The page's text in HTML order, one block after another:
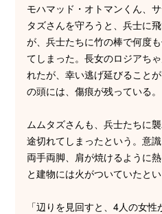
モハマッド・オトマンくん、
タズさんを守ろうと、兵士に
が、兵士たちに竹の棒で何度
てしまった。長女のロジアち
れたが、幸い逃げ延びること
の頭には、傷痕が残っている。
ムムタズさんも、兵士たちに
途切れてしまったという。意識
両手両脚、肩が焼けるように
と建物には火がついていたとい
「辺りを見回すと、4人の女